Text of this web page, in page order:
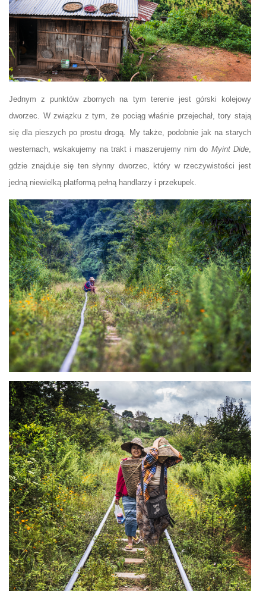
Jednym z punktów zbornych na tym terenie jest górski kolejowy
dworzec. W związku z tym, że pociąg właśnie przejechał, tory stają
się dla pieszych po prostu drogą. My także, podobnie jak na starych
westernach, wskakujemy na trakt i maszerujemy nim do Myint Dide
gdzie znajduje się ten słynny dworzec, który w rzeczywistości jest
jedną niewielką platformą pełną handlarzy i przekupek.